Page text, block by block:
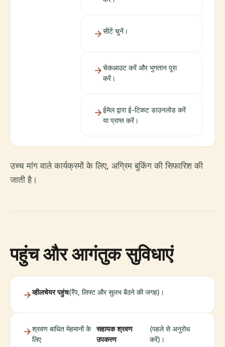
सीटें चुनें।
चेकआउट करें और भुगतान पूरा
करें।
ईमेल द्वारा ई-टिकट डाउनलोड करें
या प्राप्त करें।
उच्च मांग वाले कार्यक्रमों के लिए, अग्रिम बुकिंग की सिफारिश की
जाती है।
पहुंच और आगंतुक सुविधाएं
व्हीलचेयर पहुंच(रैंप, लिफ्ट और सुलभ बैठने की जगह)।
श्रवण बाधित मेहमानों के
लिए
सहायक श्रवण
उपकरण
(पहले से अनुरोध
करें)।